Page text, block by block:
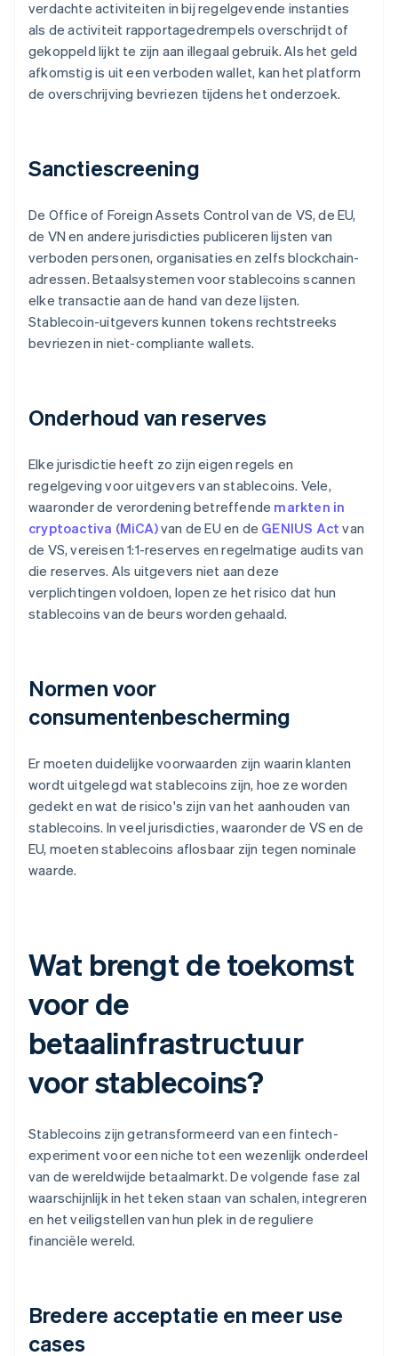
verdachte activiteiten in bij regelgevende instanties
als de activiteit rapportagedrempels overschrijdt of
gekoppeld lijkt te zijn aan illegaal gebruik. Als het geld
afkomstig is uit een verboden wallet, kan het platform
de overschrijving bevriezen tijdens het onderzoek.
Sanctiescreening
De Office of Foreign Assets Control van de VS, de EU,
de VN en andere jurisdicties publiceren lijsten van
verboden personen, organisaties en zelfs blockchain-
adressen. Betaalsystemen voor stablecoins scannen
elke transactie aan de hand van deze lijsten.
Stablecoin-uitgevers kunnen tokens rechtstreeks
bevriezen in niet-compliante wallets.
Onderhoud van reserves
Elke jurisdictie heeft zo zijn eigen regels en
regelgeving voor uitgevers van stablecoins. Vele,
waaronder de verordening betreffende markten in
cryptoactiva (MiCA)van de EU en de GENIUS Act van
de VS, vereisen 1:1-reserves en regelmatige audits van
die reserves. Als uitgevers niet aan deze
verplichtingen voldoen, lopen ze het risico dat hun
stablecoins van de beurs worden gehaald.
Normen voor
consumentenbescherming
Er moeten duidelijke voorwaarden zijn waarin klanten
wordt uitgelegd wat stablecoins zijn, hoe ze worden
gedekt en wat de risico's zijn van het aanhouden van
stablecoins. In veel jurisdicties, waaronder de VS en de
EU, moeten stablecoins aflosbaar zijn tegen nominale
waarde.
Wat brengt de toekomst
voor de
betaalinfrastructuur
voor stablecoins?
Stablecoins zijn getransformeerd van een fintech-
experiment voor een niche tot een wezenlijk onderdeel
van de wereldwijde betaalmarkt. De volgende fase zal
waarschijnlijk in het teken staan van schalen, integreren
en het veiligstellen van hun plek in de reguliere
financiële wereld.
Bredere acceptatie en meer use
cases